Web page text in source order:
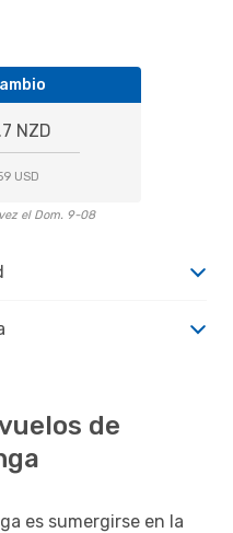
NZD
USD
el Dom. 9-08
de
es sumergirse en la